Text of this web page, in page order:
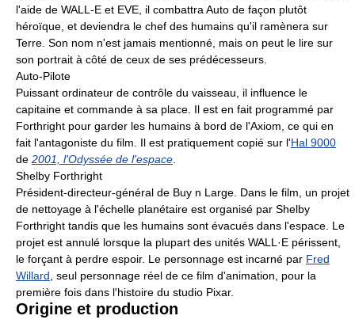
l'aide de WALL-E et EVE, il combattra Auto de façon plutôt
héroïque, et deviendra le chef des humains qu'il ramènera sur
Terre. Son nom n'est jamais mentionné, mais on peut le lire sur
son portrait à côté de ceux de ses prédécesseurs.
Auto-Pilote
Puissant ordinateur de contrôle du vaisseau, il influence le
capitaine et commande à sa place. Il est en fait programmé par
Forthright pour garder les humains à bord de l'Axiom, ce qui en
fait l'antagoniste du film. Il est pratiquement copié sur l'Hal 9000
de 2001, l'Odyssée de l'espace
Shelby Forthright
Président-directeur-général de Buy n Large. Dans le film, un projet
de nettoyage à l'échelle planétaire est organisé par Shelby
Forthright tandis que les humains sont évacués dans l'espace. Le
projet est annulé lorsque la plupart des unités WALL·E périssent,
le forçant à perdre espoir. Le personnage est incarné par Fred
Willard , seul personnage réel de ce film d'animation, pour la
première fois dans l'histoire du studio Pixar.
Origine et production